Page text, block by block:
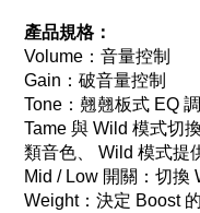
產品規格：
Volume：音量控制
Gain：破音量控制
Tone：翹翹板式 EQ
Tame 與 Wild 模式切
類音色、 Wild 模式提
Mid / Low 開關：切換
Weight：決定 Boost